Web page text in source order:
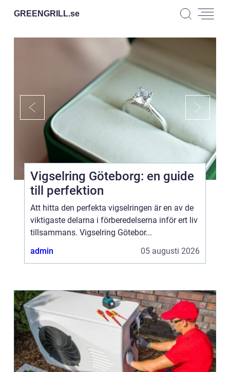
GREENGRILL.se
Vigselring Göteborg: en guide
till perfektion
Att hitta den perfekta vigselringen är en av de
viktigaste delarna i förberedelserna inför ert liv
tillsammans. Vigselring Götebor...
admin
05 augusti 2026